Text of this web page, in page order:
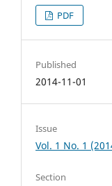
PDF
Published
2014-11-01
Issue
Vol. 1 No. 1
Section